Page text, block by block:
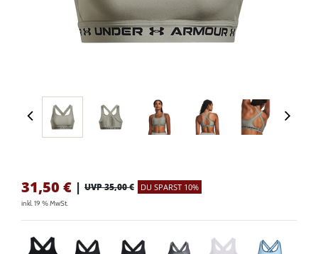
31,50 € | UVP 35,00 € DU SPARST 10%
inkl. 19 % MwSt.